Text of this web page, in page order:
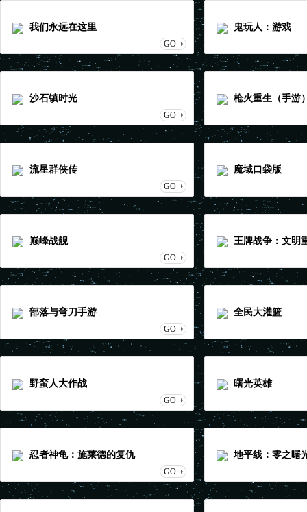
我们永远在这里
GO
鬼玩人：游戏
沙石镇时光
GO
枪火重生（手游
流星群侠传
GO
魔域口袋版
巅峰战舰
GO
王牌战争：文明
部落与弯刀手游
GO
全民大灌篮
野蛮人大作战
GO
曙光英雄
忍者神龟：施莱德的复仇
GO
地平线：零之曙